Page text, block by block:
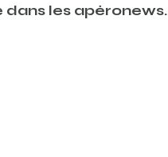
dans les apéronews.